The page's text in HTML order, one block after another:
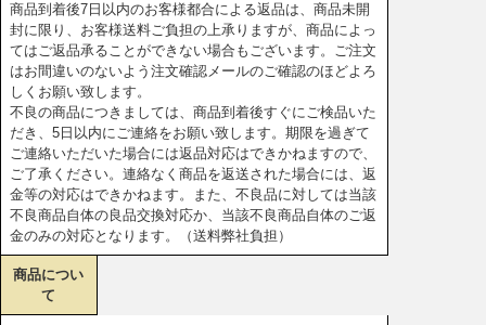
商品到着後7日以内のお客様都合による返品は、商品未開
封に限り、お客様送料ご負担の上承りますが、商品によっ
てはご返品承ることができない場合もございます。ご注文
はお間違いのないよう注文確認メールのご確認のほどよろ
しくお願い致します。
不良の商品につきましては、商品到着後すぐにご検品いた
だき、5日以内にご連絡をお願い致します。期限を過ぎて
ご連絡いただいた場合には返品対応はできかねますので、
ご了承ください。連絡なく商品を返送された場合には、返
金等の対応はできかねます。また、不良品に対しては当該
不良商品自体の良品交換対応か、当該不良商品自体のご返
金のみの対応となります。（送料弊社負担）
商品につい
て